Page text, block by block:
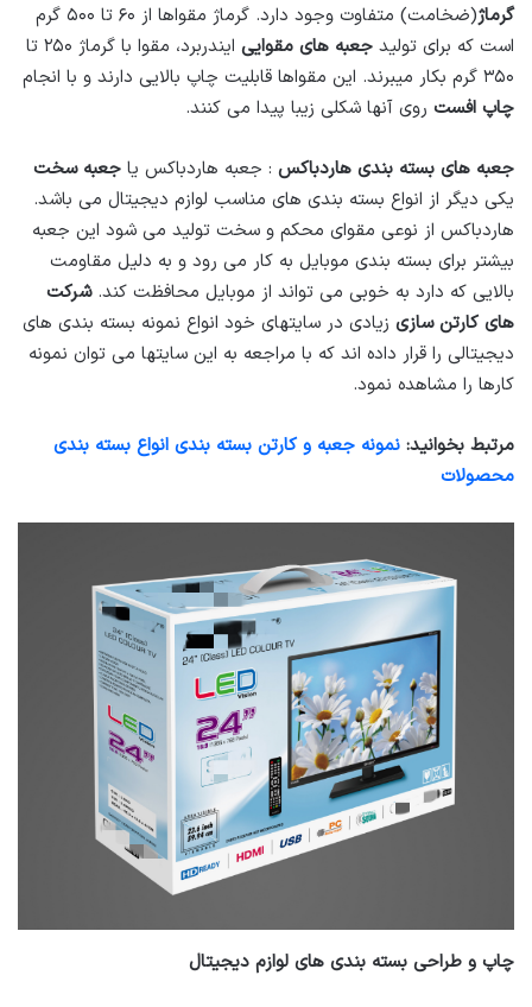
گرماژ
(ضخامت) متفاوت وجود دارد. گرماژ مقواها از ۶۰ تا ۵۰۰ گرم
است که برای تولید جعبه های مقوایی
ایندربرد، مقوا با گرماژ ۲۵۰ تا
۳۵۰ گرم بکار میبرند. این مقواها قابلیت چاپ بالایی دارند و با انجام
چاپ افست روی آنها شکلی زیبا پیدا می کنند.
جعبه های بسته بندی هاردباکس : جعبه هاردباکس یا جعبه سخت
یکی دیگر از انواع بسته بندی های مناسب لوازم دیجیتال می باشد.
هاردباکس از نوعی مقوای محکم و سخت تولید می شود این جعبه
بیشتر برای بسته بندی موبایل به کار می رود و به دلیل مقاومت
بالایی که دارد به خوبی می تواند از موبایل محافظت کند.شرکت
های کارتن سازی زیادی در سایتهای خود انواع نمونه بسته بندی های
دیجیتالی را قرار داده اند که با مراجعه به این سایتها می توان نمونه
کارها را مشاهده نمود.
مرتبط بخوانید: نمونه جعبه و کارتن بسته بندی انواع بسته بندی
محصولات
چاپ و طراحی بسته بندی های لوازم دیجیتال